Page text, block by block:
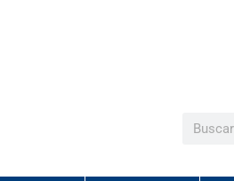
Buscar